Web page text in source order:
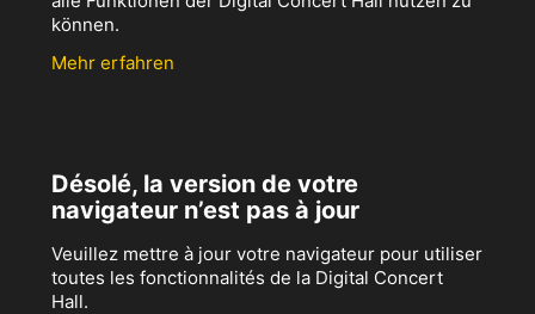
können.
Mehr erfahren
Désolé, la version de votre
navigateur n’est pas à jour
Veuillez mettre à jour votre navigateur pour utiliser
toutes les fonctionnalités de la Digital Concert
Hall.